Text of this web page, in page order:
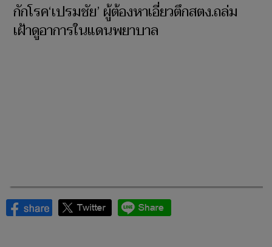
กักโรค‘เปรมชัย’ ผู้ต้องหาเอี่ยวตึกสตง.ถล่ม
เฝ้าดูอาการในแดนพยาบาล